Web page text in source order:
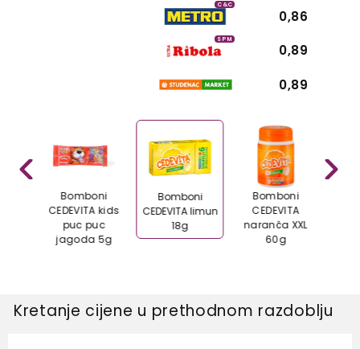
C&C
0,86
SPM
0,89
0,89
Bomboni
CEDEVITA kids
puc puc
jagoda 5g
Bomboni
CEDEVITA limun
18g
Bomboni
CEDEVITA
naranča XXL
60g
Kretanje cijene u prethodnom razdoblju